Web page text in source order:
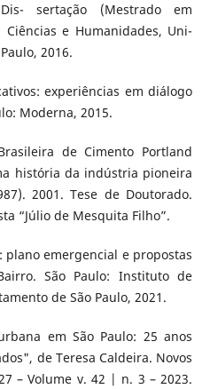
sertação (Mestrado em
e Humanidades, Uni-
2016.
experiências em diálogo
Moderna, 2015.
de Cimento Portland
história da indústria pioneira
2001. Tese de Doutorado.
“Júlio de Mesquita Filho”.
plano emergencial e propostas
São Paulo: Instituto de
de São Paulo, 2021.
em São Paulo: 25 anos
de Teresa Caldeira. Novos
– Volume v. 42 | n. 3 – 2023.